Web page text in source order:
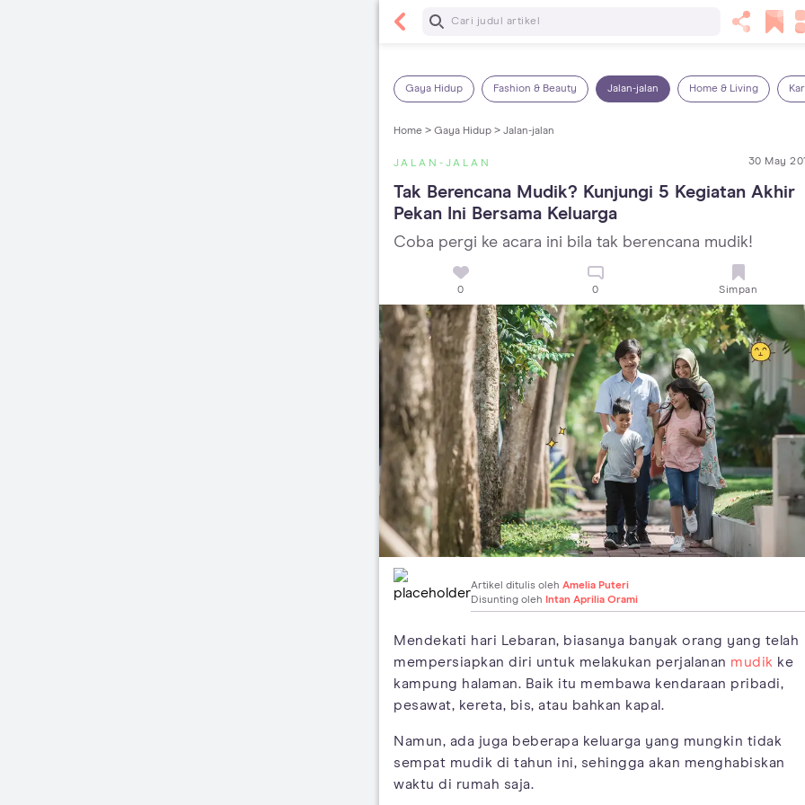
Baca Selanjutnya
Gaya Hidup Fashion & Beauty Jalan-jalan Home & Living
Home > Gaya Hidup > Jalan-jalan
JALAN-JALAN 30 May
Tak Berencana Mudik? Kunjungi 5 Kegiatan Akhir
Pekan Ini Bersama Keluarga
Coba pergi ke acara ini bila tak berencana mudik!
0 0 Simpan
Artikel ditulis oleh Amelia Puteri
Disunting oleh Intan Aprilia Orami
Mendekati hari Lebaran, biasanya banyak orang yang telah
mempersiapkan diri untuk melakukan perjalanan mudik ke
kampung halaman. Baik itu membawa kendaraan pribadi,
pesawat, kereta, bis, atau bahkan kapal.
Namun, ada juga beberapa keluarga yang mungkin tidak
sempat mudik di tahun ini, sehingga akan menghabiskan
waktu di rumah saja.